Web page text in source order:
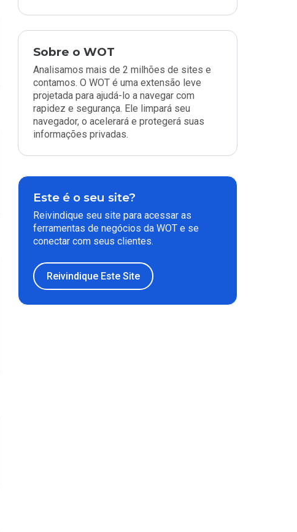
Sobre o WOT
Analisamos mais de 2 milhões de sites e
contamos. O WOT é uma extensão leve
projetada para ajudá-lo a navegar com
rapidez e segurança. Ele limpará seu
navegador, o acelerará e protegerá suas
informações privadas.
Este é o seu site?
Reivindique seu site para acessar as
ferramentas de negócios da WOT e se
conectar com seus clientes.
Reivindique Este Site